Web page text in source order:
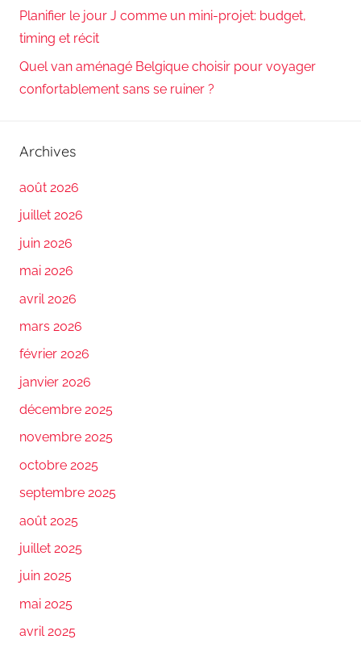
Planifier le jour J comme un mini-projet: budget,
timing et récit
Quel van aménagé Belgique choisir pour voyager
confortablement sans se ruiner ?
Archives
août 2026
juillet 2026
juin 2026
mai 2026
avril 2026
mars 2026
février 2026
janvier 2026
décembre 2025
novembre 2025
octobre 2025
septembre 2025
août 2025
juillet 2025
juin 2025
mai 2025
avril 2025